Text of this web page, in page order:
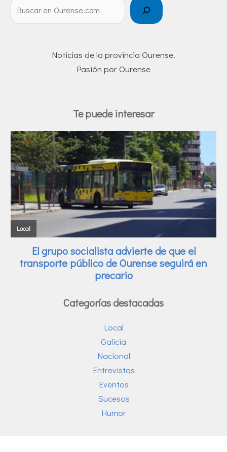
Noticias de la provincia Ourense.
Pasión por Ourense
Te puede interesar
Categorías destacadas
Local
Galicia
Nacional
Entrevistas
Eventos
Sucesos
Humor